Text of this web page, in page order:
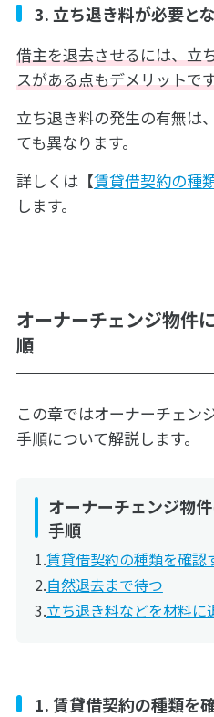
3. 立ち退き料が必要と
借主を退去させるには、立
スがある点もデメリットです
立ち退き料の発生の有無は
ても異なります。
詳しくは【賃貸借契約の種
します。
オーナーチェンジ物件
順
この章ではオーナーチェン
手順について解説します。
オーナーチェンジ物
手順
賃貸借契約の種類を確認
自然退去まで待つ
立ち退き料などを材料に
1. 賃貸借契約の種類を